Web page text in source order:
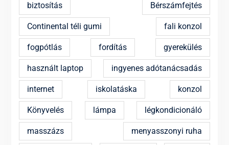
biztosítás Bérszámfejtés
Continental téli gumi fali konzol
fogpótlás fordítás gyerekülés
használt laptop ingyenes adótanácsadás
internet iskolatáska konzol
Könyvelés lámpa légkondicionáló
masszázs menyasszonyi ruha